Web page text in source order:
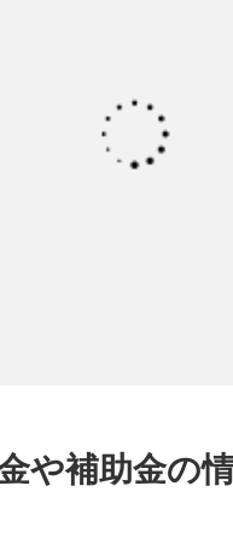
や補助金の